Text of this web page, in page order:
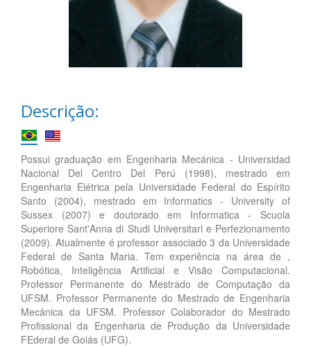
Descrição:
Possui graduação em Engenharia Mecánica - Universidad
Nacional Del Centro Del Perú (1998), mestrado em
Engenharia Elétrica pela Universidade Federal do Espírito
Santo (2004), mestrado em Informatics - University of
Sussex (2007) e doutorado em Informatica - Scuola
Superiore Sant'Anna di Studi Universitari e Perfezionamento
(2009). Atualmente é professor associado 3 da Universidade
Federal de Santa Maria. Tem experiência na área de ,
Robótica, Inteligência Artificial e Visão Computacional.
Professor Permanente do Mestrado de Computação da
UFSM. Professor Permanente do Mestrado de Engenharia
Mecânica da UFSM. Professor Colaborador do Mestrado
Profissional da Engenharia de Produção da Universidade
FEderal de Goiás (UFG).